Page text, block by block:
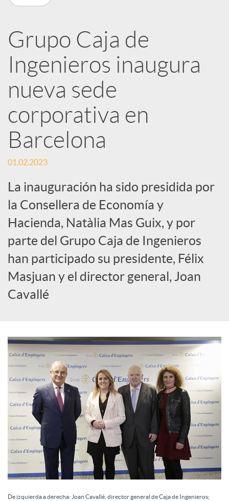
e
d
e
s
S
o
c
i
l
e
s
Grupo Caja de
Ingenieros inaugura
nueva sede
corporativa en
Barcelona
01.02.2023
La inauguración ha sido presidida por
la Consellera de Economía y
Hacienda, Natàlia Mas Guix, y por
parte del Grupo Caja de Ingenieros
han participado su presidente, Félix
Masjuan y el director general, Joan
Cavallé
De izquierda a derecha: Joan Cavallé, director general de Caja de Ingenieros;